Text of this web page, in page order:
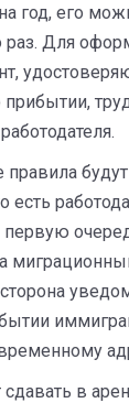
год, его
раз. Для
будут
есть
первую
сдавать в